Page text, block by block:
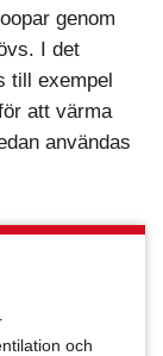
genom
I det
till exempel
att värma
användas
och